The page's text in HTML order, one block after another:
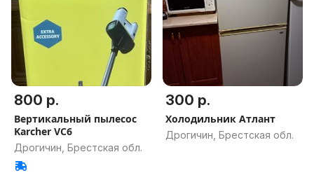
800 р.
Вертикальный пылесос
Karcher VC6
Дрогичин, Брестская обл.
300 р.
Холодильник Атлант
Дрогичин, Брестская обл.